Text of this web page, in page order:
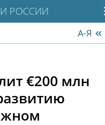
РОССИИ
А-Я
€200 млн